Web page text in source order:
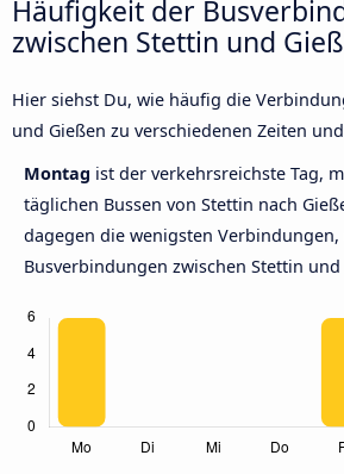
Häufigkeit der
zwischen Stettin und
Hier siehst Du, wie häufig die
und Gießen zu verschiedenen Zeiten
Montag ist der verkehrsreichste Tag,
täglichen Bussen von Stettin nach
dagegen die wenigsten
Busverbindungen zwischen Stettin und